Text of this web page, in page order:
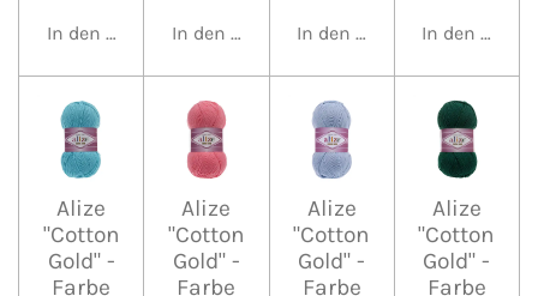
In den WarenkorbIn den WarenkorbIn den WarenkorbIn den
Alize
"Cotton
Gold" -
Farbe
Alize
"Cotton
Gold" -
Farbe
Alize
"Cotton
Gold" -
Farbe
Alize
"Cotton
Gold" -
Farbe